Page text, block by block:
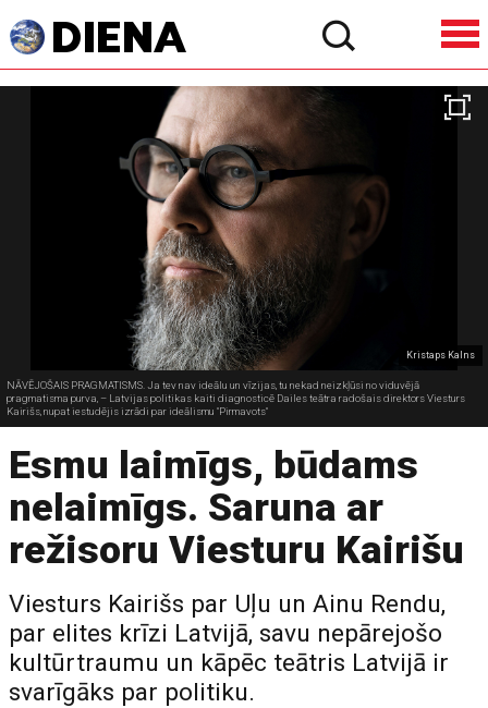
Kristaps Kalns
NĀVĒJOŠAIS PRAGMATISMS. Ja tev nav ideālu un vīzijas, tu nekad neizkļūsi no viduvējā
pragmatisma purva, – Latvijas politikas kaiti diagnosticē Dailes teātra radošais direktors Viesturs
Kairišs, nupat iestudējis izrādi par ideālismu "Pirmavots"
Esmu laimīgs, būdams
nelaimīgs. Saruna ar
režisoru Viesturu Kairišu
Viesturs Kairišs par Uļu un Ainu Rendu,
par elites krīzi Latvijā, savu nepārejošo
kultūrtraumu un kāpēc teātris Latvijā ir
svarīgāks par politiku.